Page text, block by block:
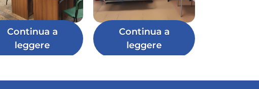
Continua a
leggere
Continua a
leggere